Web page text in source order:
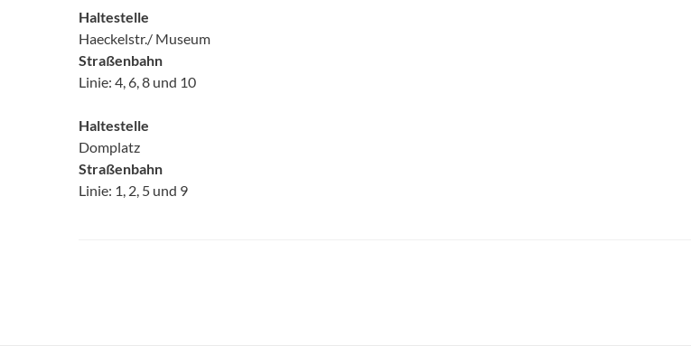
Haltestelle
Haeckelstr./ Museum
Straßenbahn
Linie: 4, 6, 8 und 10
Haltestelle
Domplatz
Straßenbahn
Linie: 1, 2, 5 und 9